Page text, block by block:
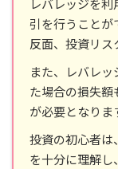
引を行うことが
反面、投資リス
また、レバレ
た場合の損失
が必要となりま
投資の初心者は
を十分に理解